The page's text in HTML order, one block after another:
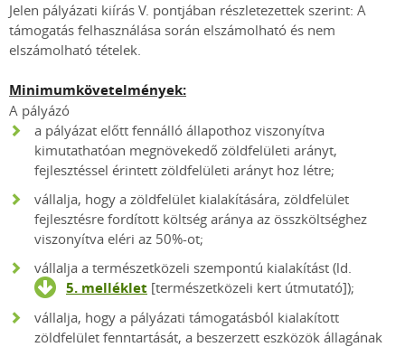
Jelen pályázati kiírás V. pontjában részletezettek szerint: A
támogatás felhasználása során elszámolható és nem
elszámolható tételek.
Minimumkövetelmények:
A pályázó
a pályázat előtt fennálló állapothoz viszonyítva
kimutathatóan megnövekedő zöldfelületi arányt,
fejlesztéssel érintett zöldfelületi arányt hoz létre;
vállalja, hogy a zöldfelület kialakítására, zöldfelület
fejlesztésre fordított költség aránya az összköltséghez
viszonyítva eléri az 50%-ot;
vállalja a természetközeli szempontú kialakítást (ld.
5. melléklet [természetközeli kert útmutató]);
vállalja, hogy a pályázati támogatásból kialakított
zöldfelület fenntartását, a beszerzett eszközök állagának